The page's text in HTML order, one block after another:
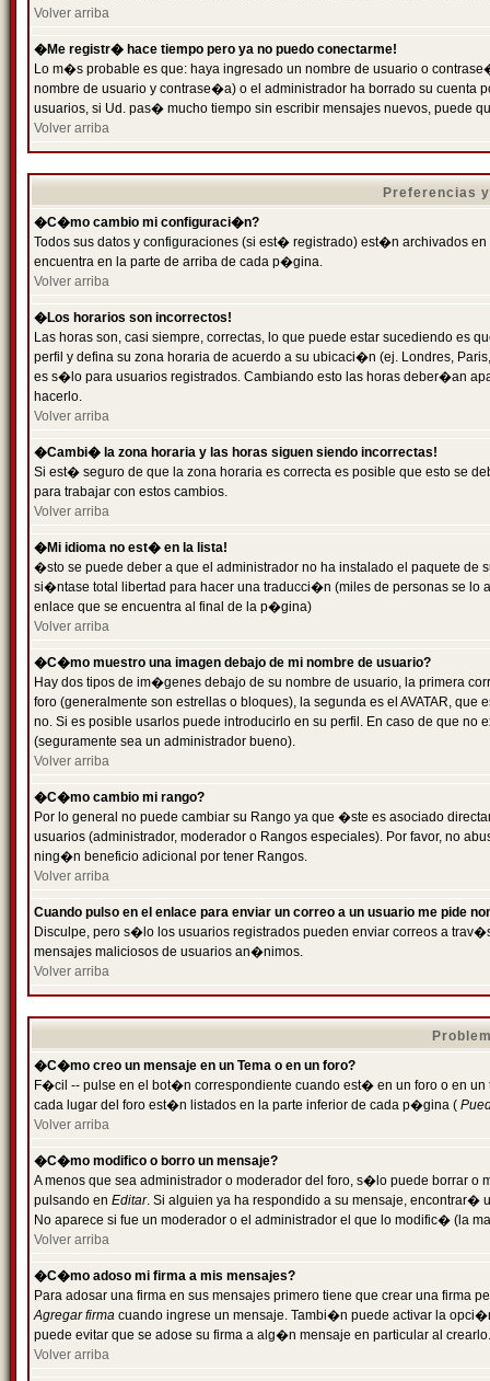
Volver arriba
�Me registr� hace tiempo pero ya no puedo conectarme!
Lo m�s probable es que: haya ingresado un nombre de usuario o
nombre de usuario y contrase�a) o el administrador ha borrado su
usuarios, si Ud. pas� mucho tiempo sin escribir mensajes nuevos, puede
Volver arriba
Preferencias
�C�mo cambio mi configuraci�n?
Todos sus datos y configuraciones (si est� registrado) est�n archivados
encuentra en la parte de arriba de cada p�gina.
Volver arriba
�Los horarios son incorrectos!
Las horas son, casi siempre, correctas, lo que puede estar sucediendo es
perfil y defina su zona horaria de acuerdo a su ubicaci�n (ej. Londres,
es s�lo para usuarios registrados. Cambiando esto las horas deber�an
hacerlo.
Volver arriba
�Cambi� la zona horaria y las horas siguen siendo incorrectas!
Si est� seguro de que la zona horaria es correcta es posible que esto se
para trabajar con estos cambios.
Volver arriba
�Mi idioma no est� en la lista!
�sto se puede deber a que el administrador no ha instalado el paquete
si�ntase total libertad para hacer una traducci�n (miles de personas se
enlace que se encuentra al final de la p�gina)
Volver arriba
�C�mo muestro una imagen debajo de mi nombre de usuario?
Hay dos tipos de im�genes debajo de su nombre de usuario, la primera
foro (generalmente son estrellas o bloques), la segunda es el AVATAR,
no. Si es posible usarlos puede introducirlo en su perfil. En caso de que
(seguramente sea un administrador bueno).
Volver arriba
�C�mo cambio mi rango?
Por lo general no puede cambiar su Rango ya que �ste es asociado
usuarios (administrador, moderador o Rangos especiales). Por favor, no
ning�n beneficio adicional por tener Rangos.
Volver arriba
Cuando pulso en el enlace para enviar un correo a un usuario me pide
Disculpe, pero s�lo los usuarios registrados pueden enviar correos a
mensajes maliciosos de usuarios an�nimos.
Volver arriba
�C�mo creo un mensaje en un Tema o en un foro?
F�cil -- pulse en el bot�n correspondiente cuando est� en un foro o en
cada lugar del foro est�n listados en la parte inferior de cada p�gina (
Volver arriba
�C�mo modifico o borro un mensaje?
A menos que sea administrador o moderador del foro, s�lo puede borrar o
pulsando en Editar. Si alguien ya ha respondido a su mensaje, encontrar�
No aparece si fue un moderador o el administrador el que lo modific� (la
Volver arriba
�C�mo adoso mi firma a mis mensajes?
Para adosar una firma en sus mensajes primero tiene que crear una firma
Agregar firma cuando ingrese un mensaje. Tambi�n puede activar la
puede evitar que se adose su firma a alg�n mensaje en particular al crearlo.
Volver arriba